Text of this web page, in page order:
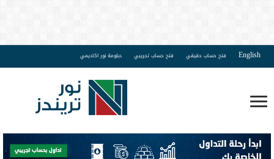
English فتح حساب حقيقي فتح حساب تجريبي دبلومة نور اكاديمي